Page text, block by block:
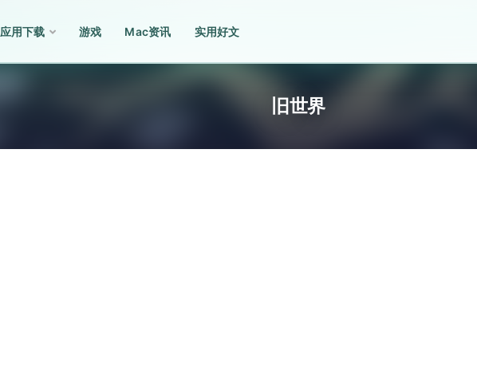
应用下载 游戏 Mac资讯 实用好文
旧世界